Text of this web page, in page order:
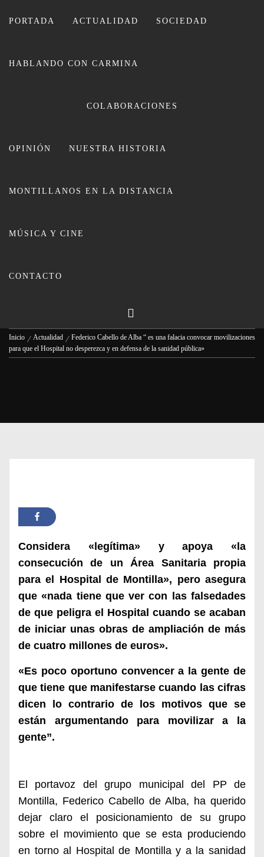
PORTADA ACTUALIDAD SOCIEDAD
HABLANDO CON CARMINA
COLABORACIONES
OPINIÓN NUESTRA HISTORIA
MONTILLANOS EN LA DISTANCIA
MÚSICA Y CINE
CONTACTO
CARMINA LEIVA
Federico Cabello de Alba “ es una
y en defensa de la sanidad pública»
Carmina Leiva
Inicio Actualidad
Federico Cabello de Alba “ es una falacia convocar movilizaciones
para que el Hospital no desperezca y en defensa de la sanidad pública»
Considera «legítima» y apoya «la
consecución de un Área Sanitaria propia
para el Hospital de Montilla», pero asegura
que «nada tiene que ver con las falsedades
de que peligra el Hospital cuando se acaban
de iniciar unas obras de ampliación de más
de cuatro millones de euros».
«Es poco oportuno convencer a la gente de
que tiene que manifestarse cuando las cifras
dicen lo contrario de los motivos que se
están argumentando para movilizar a la
gente”.
El portavoz del grupo municipal del PP de
Montilla, Federico Cabello de Alba, ha querido
dejar claro el posicionamiento de su grupo
sobre el movimiento que se esta produciendo
en torno al Hospital de Montilla y a la sanidad